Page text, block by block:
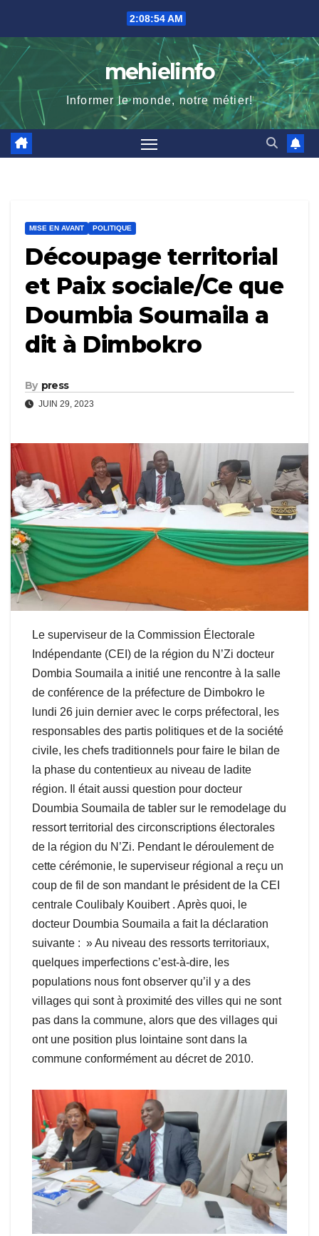
content
2:08:54 AM
mehielinfo
Informer le monde, notre métier!
MISE EN AVANT POLITIQUE
Découpage territorial
et Paix sociale/Ce que
Doumbia Soumaila a
dit à Dimbokro
By press
JUIN 29, 2023
Le superviseur de la Commission Électorale
Indépendante (CEI) de la région du N’Zi docteur
Dombia Soumaila a initié une rencontre à la salle
de conférence de la préfecture de Dimbokro le
lundi 26 juin dernier avec le corps préfectoral, les
responsables des partis politiques et de la société
civile, les chefs traditionnels pour faire le bilan de
la phase du contentieux au niveau de ladite
région. Il était aussi question pour docteur
Doumbia Soumaila de tabler sur le remodelage du
ressort territorial des circonscriptions électorales
de la région du N’Zi. Pendant le déroulement de
cette cérémonie, le superviseur régional a reçu un
coup de fil de son mandant le président de la CEI
centrale Coulibaly Kouibert . Après quoi, le
docteur Doumbia Soumaila a fait la déclaration
suivante : » Au niveau des ressorts territoriaux,
quelques imperfections c’est-à-dire, les
populations nous font observer qu’il y a des
villages qui sont à proximité des villes qui ne sont
pas dans la commune, alors que des villages qui
ont une position plus lointaine sont dans la
commune conformément au décret de 2010.